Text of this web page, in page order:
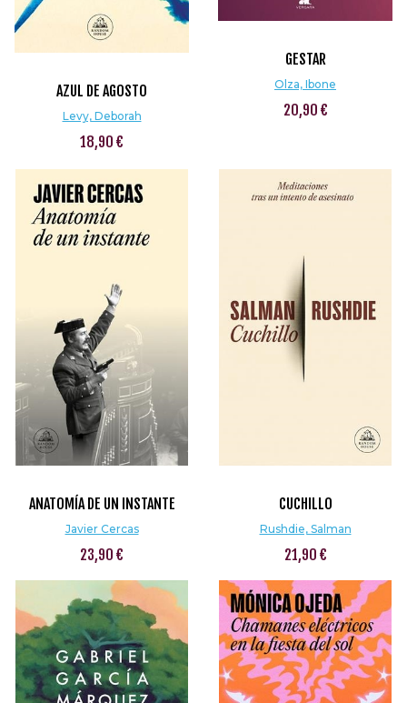
AZUL DE AGOSTO
Levy, Deborah
18,90 €
GESTAR
Olza, Ibone
20,90 €
ANATOMÍA DE UN INSTANTE
Javier Cercas
23,90 €
CUCHILLO
Rushdie, Salman
21,90 €